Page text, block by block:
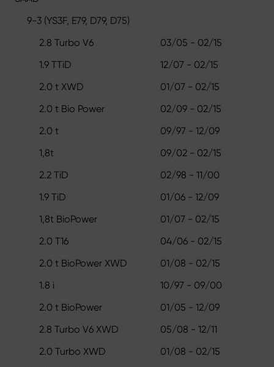
9-3 (YS3F, E79, D79, D75)
2.8 Turbo V6
03/05 - 02/15
1.9 TTiD
12/07 - 02/15
2.0 t XWD
01/07 - 02/15
2.0 t Bio Power
02/09 - 02/15
2.0 t
09/97 - 12/09
1,8t
09/02 - 02/15
2.2 TiD
02/98 - 11/00
1.9 TiD
01/06 - 12/09
1,8t BioPower
01/07 - 02/15
2.0 T16
04/06 - 02/15
2.0 t BioPower XWD
01/08 - 02/15
1.8 i
10/97 - 09/00
2.0 t BioPower
01/05 - 12/09
2.8 Turbo V6 XWD
05/08 - 12/11
2.0 Turbo XWD
01/08 - 02/15